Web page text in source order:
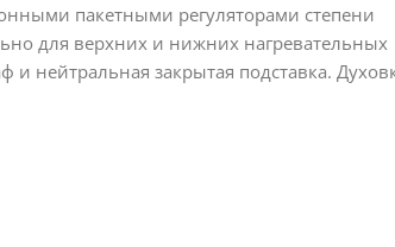
пакетными регуляторами степени
для верхних и нижних нагревательных
нейтральная закрытая подставка.